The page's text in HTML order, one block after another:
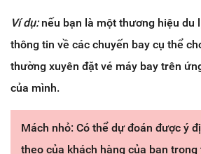
Ví dụ:nếu bạn là một thương hiệu du
thông tin về các chuyến bay cụ thể
thường xuyên đặt vé máy bay trên
của mình.
Mách nhỏ: Có thể dự đoán được ý
theo của khách hàng của bạn